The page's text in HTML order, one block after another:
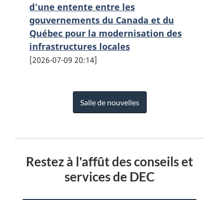
d’une entente entre les
gouvernements du Canada et du
Québec pour la modernisation des
infrastructures locales
2026-07-09 20:14
Salle de nouvelles
Restez à l'affût des conseils et
services de DEC